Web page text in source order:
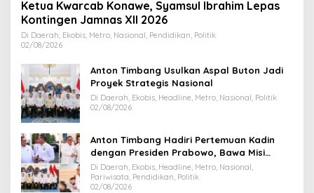
Ketua Kwarcab Konawe, Syamsul Ibrahim Lepas
Kontingen Jamnas XII 2026
Di Daerah, Ekobis, Metro, Nasional, Pendidikan, Politik
02/08/2026
Anton Timbang Usulkan Aspal Buton Jadi
Proyek Strategis Nasional
Di Daerah, Ekobis, Headline, Metro, Nasional, Politik
02/08/2026
Anton Timbang Hadiri Pertemuan Kadin
dengan Presiden Prabowo, Bawa Misi
Majukan Ekonomi Sultra
Di Daerah, Ekobis, Headline, Metro, Nasional,
Pariwisata, Pendidikan, Politik
02/08/2026